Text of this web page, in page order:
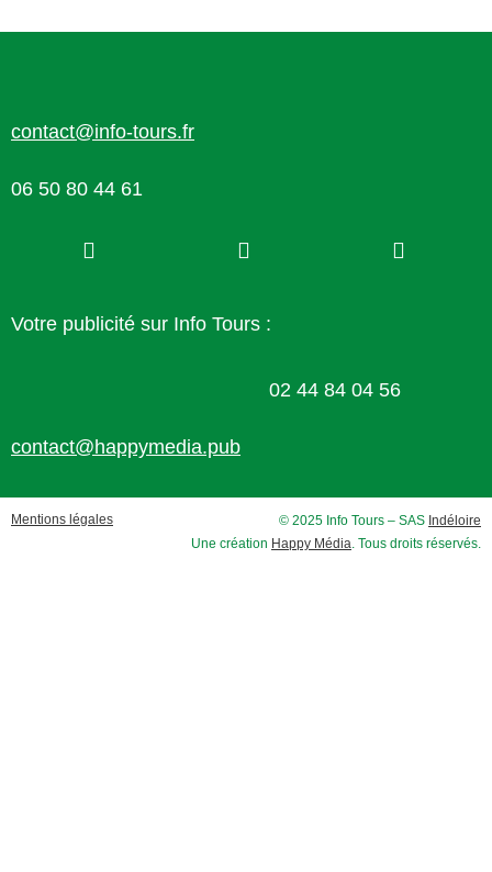
contact@info-tours.fr
06 50 80 44 61
Votre publicité sur Info Tours :
02 44 84 04 56
contact@happymedia.pub
Mentions légales © 2025 Info Tours – SAS Indéloire
Une création Happy Média . Tous droits réservés.